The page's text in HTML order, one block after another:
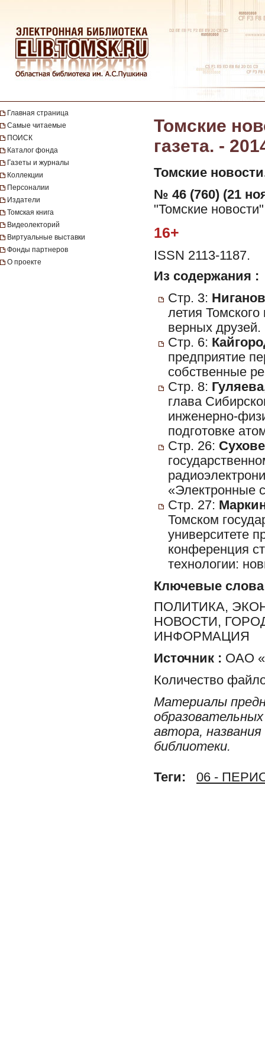
Главная страница
Самые читаемые
ПОИСК
Каталог фонда
Газеты и журналы
Коллекции
Персоналии
Издатели
Томская книга
Видеолекторий
Виртуальные выставки
Фонды партнеров
О проекте
Томские
газета. -
Томские
№ 46 (760) (21
"Томские
16+
ISSN 2113-1187.
Из содержания :
Стр. 3:
летия
верных друзей.
Стр. 6:
предприятие
собственные
Стр. 8:
глава
инженерно-
подготовке
Стр. 26:
«Электронные
Стр. 27:
Томском
университете
конференция
технологии:
Ключевые слова
ПОЛИТИКА,
НОВОСТИ,
ИНФОРМАЦИЯ
Источник : ОАО
Количество
Материалы
автора,
библиотеки.
Теги: 06 -